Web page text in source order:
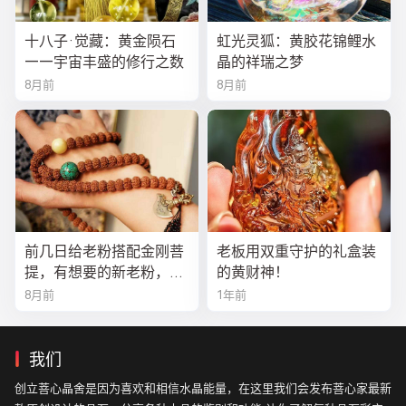
十八子·觉藏：黄金陨石
——宇宙丰盛的修行之数
8月前
虹光灵狐：黄胶花锦鲤水
晶的祥瑞之梦
8月前
前几日给老粉搭配金刚菩
提，有想要的新老粉，都
可以来排队
8月前
老板用双重守护的礼盒装
的黄财神！
1年前
我们
创立菩心晶舍是因为喜欢和相信水晶能量，在这里我们会发布菩心家最新